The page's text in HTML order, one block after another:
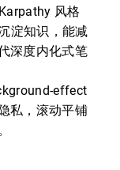
风格
淀知识，能减
深度内化式笔
effect
私，滚动平铺